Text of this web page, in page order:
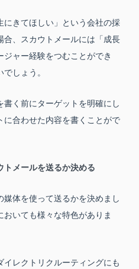
きてほしい」という会社の採
、スカウトメールには「成長
ャー経験をつむことができ
しょう。
く前にターゲットを明確にし
合わせた内容を書くことがで
メールを送るか決める
体を使って送るかを決めまし
いても様々な特色がありま
レクトリクルーティングにも